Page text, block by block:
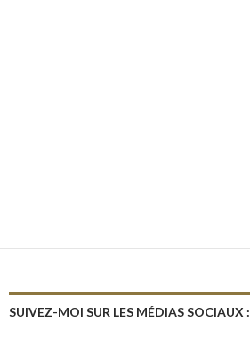
SUIVEZ-MOI SUR LES MÉDIAS SOCIAUX :